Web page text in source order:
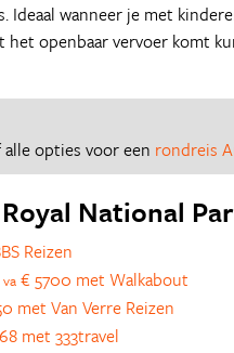
Ideaal wanneer je met
openbaar vervoer komt
opties voor een rondreis
National
Reizen
va € 5700 met Walkabout
met Van Verre Reizen
met 333travel